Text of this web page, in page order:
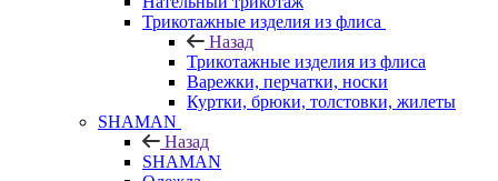
Трикотажные изделия из флиса
Назад
Трикотажные изделия из флиса
Варежки, перчатки, носки
Куртки, брюки, толстовки, жилеты
SHAMAN
Назад
SHAMAN